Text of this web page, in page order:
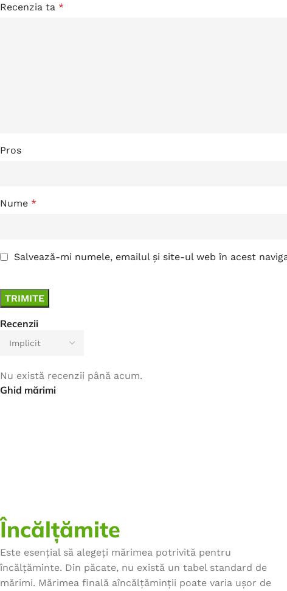
Recenzii
Nu există recenzii până acum.
Recenzia ta *
Pros
Nume *
Salvează-mi numele, emailul și site-ul web în acest
Ghid mărimi
Încălțămite
Este esențial să alegeți mărimea potrivită pentru
încălțăminte. Din păcate, nu există un tabel standard de
mărimi. Mărimea finală aîncălțăminții poate varia ușor de